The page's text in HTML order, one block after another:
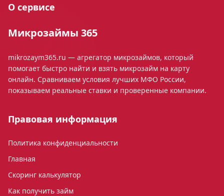
О сервисе
Микрозаймы 365
mikrozaym365.ru — агрегатор микрозаймов, который
помогает быстро найти и взять микрозайм на карту
онлайн. Сравниваем условия лучших МФО России,
показываем реальные ставки и проверенные компании.
Правовая информация
Политика конфиденциальности
Главная
Скоринг калькулятор
Как получить займ